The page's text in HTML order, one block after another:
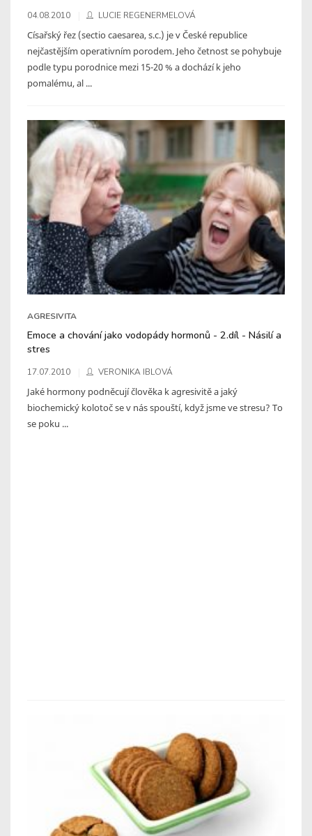
04.08.2010 LUCIE REGENERMELOVÁ
Císařský řez (sectio caesarea, s.c.) je v České republice
nejčastějším operativním porodem. Jeho četnost se pohybuje
podle typu porodnice mezi 15-20 % a dochází k jeho
pomalému, al ...
AGRESIVITA
Emoce a chování jako vodopády hormonů - 2.díl - Násilí a
stres
17.07.2010 VERONIKA IBLOVÁ
Jaké hormony podněcují člověka k agresivitě a jaký
biochemický kolotoč se v nás spouští, když jsme ve stresu? To
se poku ...